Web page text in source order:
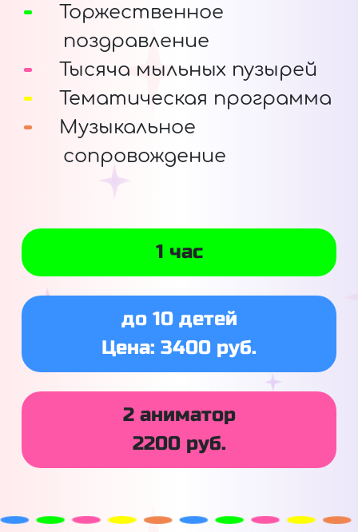
Торжественное
поздравление
Тысяча мыльных пузырей
Тематическая программа
Музыкальное
сопровождение
1 час
до 10 детей
Цена: 3400 руб.
2 аниматор
2200 руб.